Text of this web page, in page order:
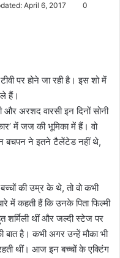
April 6, 2017 0
पर होने जा रही है। इस शो में
हैं।
और अरशद वारसी इन दिनों सोनी
में जज की भूमिका में हैं। वो
बचपन ने इतने टैलेंटेड नहीं थे,
की उम्र के थे, तो वो कभी
में कहती हैं कि उनके पिता फिल्मी
शर्मिली थीं और जल्दी स्टेज पर
बात है। कभी अगर उन्हें मौका भी
थीं। आज इन बच्चों के एक्टिंग